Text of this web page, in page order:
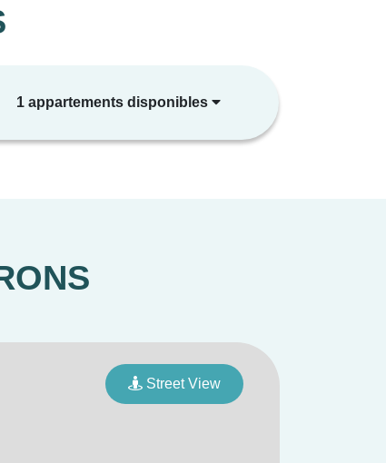
à EZE et être parmi les premiers à
1 appartements disponibles
Street View